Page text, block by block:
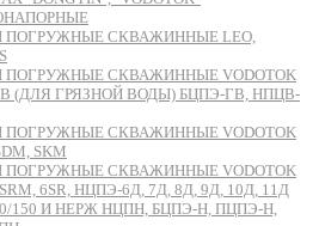
ПОГРУЖНЫЕ СКВАЖИННЫЕ LEO,
СКВАЖИННЫЕ VODOTOK
(ДЛЯ ГРЯЗНОЙ ВОДЫ) БЦПЭ-ГВ, НПЦВ-
СКВАЖИННЫЕ VODOTOK
SKM
СКВАЖИННЫЕ VODOTOK
6SR, НЦПЭ-6Д, 7Д, 8Д, 9Д, 10Д, 11Д
150 И НЕРЖ НЦПН, БЦПЭ-Н, ПЦПЭ-Н,